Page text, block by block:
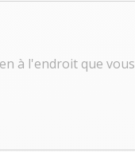
à l'endroit que